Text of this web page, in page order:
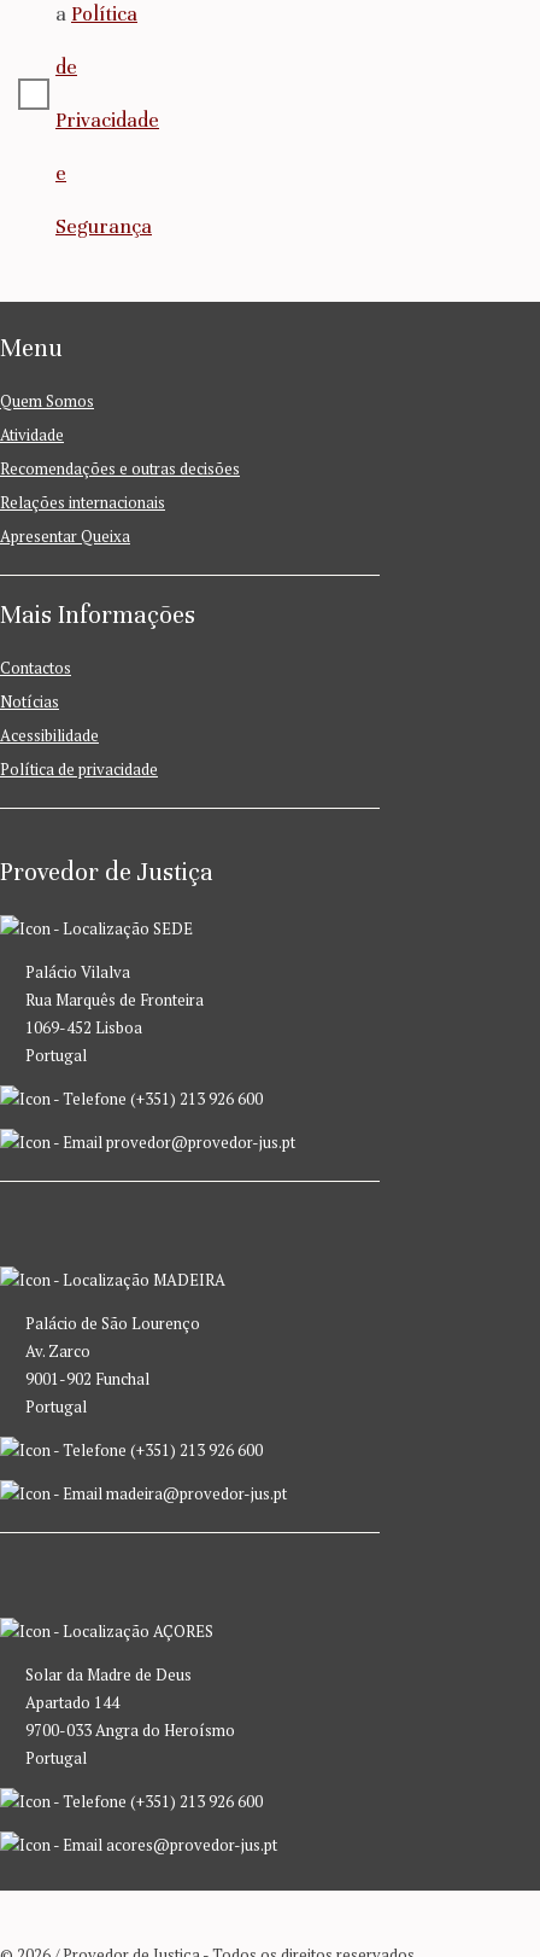
a Política
de
Privacidade
e
Segurança
Menu
Quem Somos
Atividade
Recomendações e outras decisões
Relações internacionais
Apresentar Queixa
Mais Informações
Contactos
Notícias
Acessibilidade
Política de privacidade
Provedor de Justiça
SEDE
Palácio Vilalva
Rua Marquês de Fronteira
1069-452 Lisboa
Portugal
(+351) 213 926 600
provedor@provedor-jus.pt
MADEIRA
Palácio de São Lourenço
Av. Zarco
9001-902 Funchal
Portugal
(+351) 213 926 600
madeira@provedor-jus.pt
AÇORES
Solar da Madre de Deus
Apartado 144
9700-033 Angra do Heroísmo
Portugal
(+351) 213 926 600
acores@provedor-jus.pt